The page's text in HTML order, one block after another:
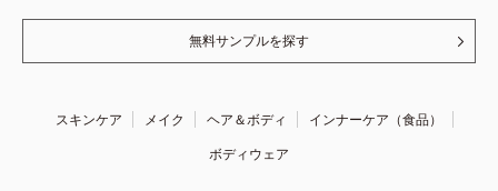
無料サンプルを探す
スキンケア メイク ヘア＆ボディ
インナーケア（食品）
ボディウェア